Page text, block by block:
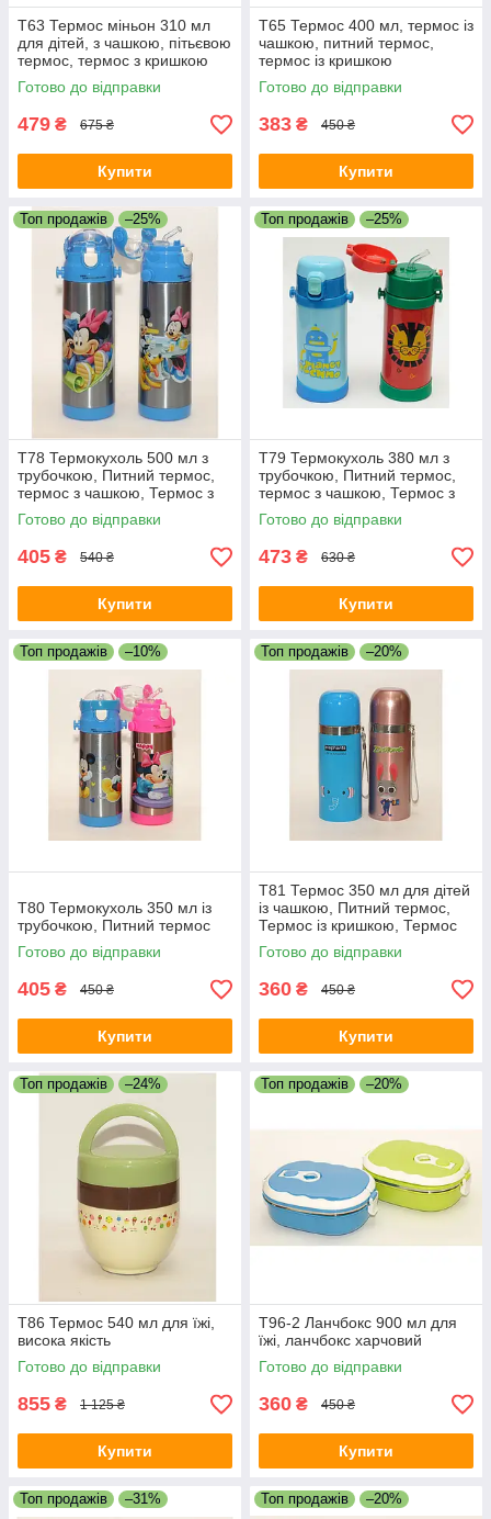
T63 Термос міньон 310 мл
для дітей, з чашкою, пітьєвою
термос, термос з кришкою
Готово до відправки
479 ₴ 675 ₴
Купити
T65 Термос 400 мл, термос із
чашкою, питний термос,
термос із кришкою
Готово до відправки
383 ₴ 450 ₴
Купити
Топ продажів –25%
T78 Термокухоль 500 мл з
трубочкою, Питний термос,
термос з чашкою, Термос з
кришкою
Готово до відправки
405 ₴ 540 ₴
Купити
Топ продажів –25%
T79 Термокухоль 380 мл з
трубочкою, Питний термос,
термос з чашкою, Термос з
кришкою
Готово до відправки
473 ₴ 630 ₴
Купити
Топ продажів –10%
T80 Термокухоль 350 мл із
трубочкою, Питний термос
Готово до відправки
405 ₴ 450 ₴
Купити
Топ продажів –20%
T81 Термос 350 мл для дітей
із чашкою, Питний термос,
Термос із кришкою, Термос
для напоїв
Готово до відправки
360 ₴ 450 ₴
Купити
Топ продажів –24%
T86 Термос 540 мл для їжі,
висока якість
Готово до відправки
855 ₴ 1 125 ₴
Купити
Топ продажів –20%
T96-2 Ланчбокс 900 мл для
їжі, ланчбокс харчовий
Готово до відправки
360 ₴ 450 ₴
Купити
Топ продажів –31% Топ продажів –20%